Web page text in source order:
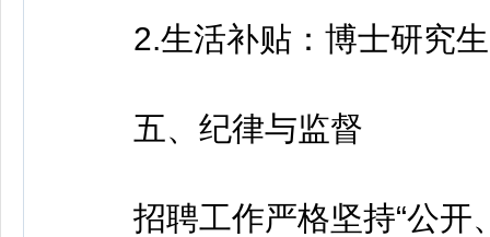
2.生活补贴：博士研究生
五、纪律与监督
招聘工作严格坚持“公开